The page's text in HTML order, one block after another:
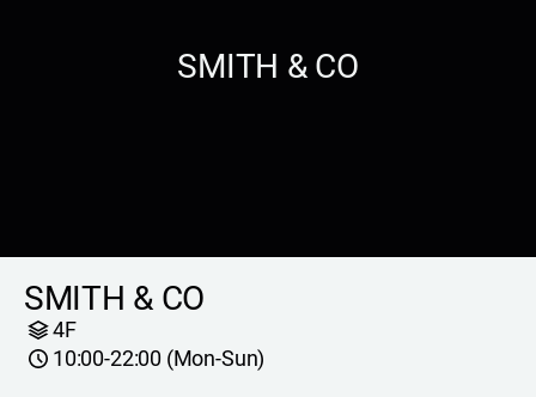
SMITH & CO
SMITH & CO
4F
10:00-22:00 (Mon-Sun)